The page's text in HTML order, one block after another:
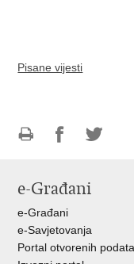
Pisane vijesti
FacebookuTwitteru
e-Građani
e-Građani
e-Savjetovanja
Portal otvorenih